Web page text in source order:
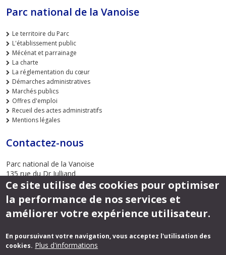
Parc national de la Vanoise
Le territoire du Parc
L'établissement public
Mécénat et parrainage
La charte
La réglementation du cœur
Démarches administratives
Marchés publics
Offres d'emploi
Recueil des actes administratifs
Mentions légales
Contactez-nous
Parc national de la Vanoise
135 rue du Dr Julliand
73000 CHAMBERY
Envoyer un email
Suivez-nous
Ce site utilise des cookies pour optimiser
la performance de nos services et
améliorer votre expérience utilisateur.
En poursuivant votre navigation, vous acceptez l'utilisation des
cookies. Plus d'informations